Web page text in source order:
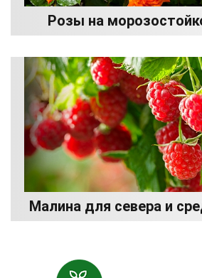
Розы на
Малина для севера и